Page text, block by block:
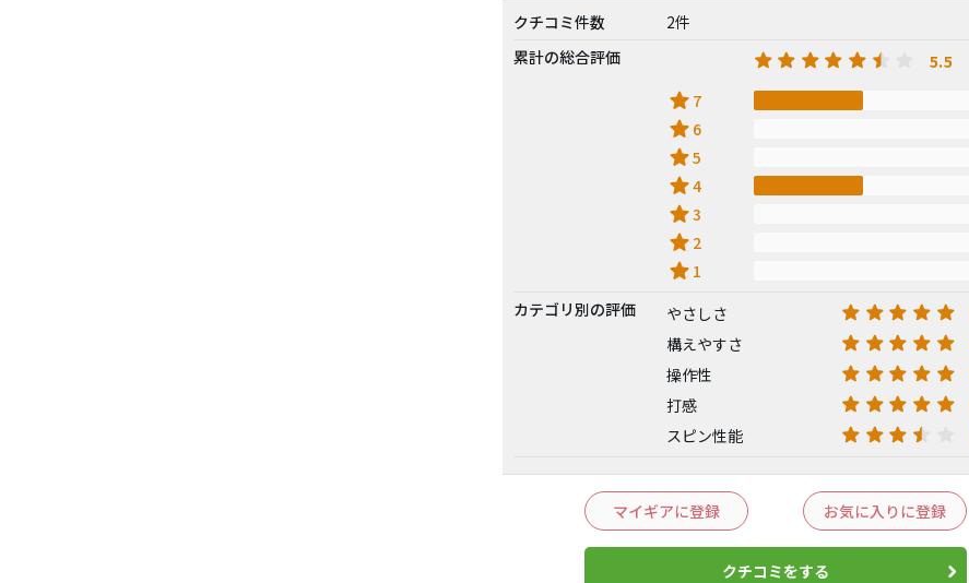
クチコミ件数
2件
累計の総合評価
5.5
star 7
star 6
star5
star4
star3
star 2
star 1
カテゴリ別の評価
やさしさ
構えやすさ
操作性
打感
スピン性能
マイギアに登録 お気に入りに登録
クチコミをする